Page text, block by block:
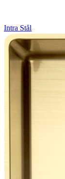
Intra Stål